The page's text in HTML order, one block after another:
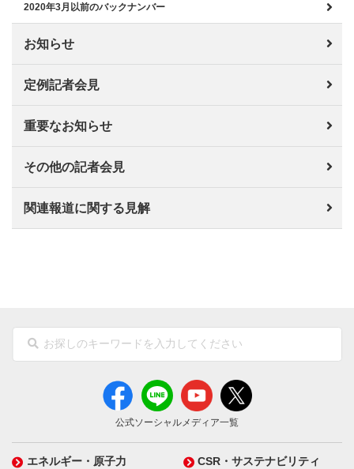
2020年3月以前のバックナンバー
お知らせ
定例記者会見
重要なお知らせ
その他の記者会見
関連報道に関する見解
公式ソーシャルメディア一覧
エネルギー・原子力 CSR・サステナビリティ